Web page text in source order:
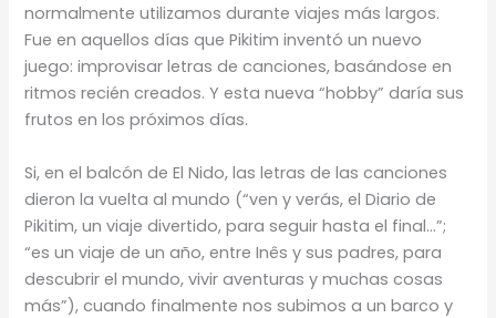
normalmente utilizamos durante viajes más largos.
Fue en aquellos días que Pikitim inventó un nuevo
juego: improvisar letras de canciones, basándose en
ritmos recién creados. Y esta nueva “hobby” daría sus
frutos en los próximos días.
Si, en el balcón de El Nido, las letras de las canciones
dieron la vuelta al mundo (“ven y verás, el Diario de
Pikitim, un viaje divertido, para seguir hasta el final…”;
“es un viaje de un año, entre Inês y sus padres, para
descubrir el mundo, vivir aventuras y muchas cosas
más”), cuando finalmente nos subimos a un barco y